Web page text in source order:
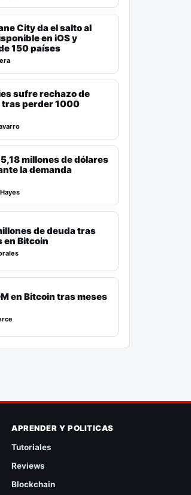
City da el salto al
en iOS y
150 países
sufre rechazo de
tras perder 1000
millones de dólares
la demanda
de deuda tras
en Bitcoin
en Bitcoin tras meses
APRENDER Y POLITICAS
Tutoriales
Reviews
Blockchain